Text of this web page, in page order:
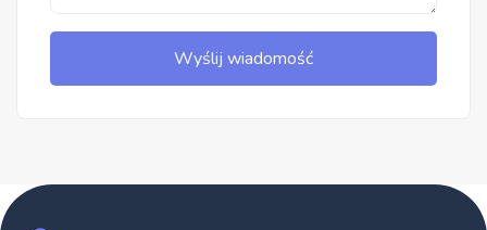
Wyślij wiadomość